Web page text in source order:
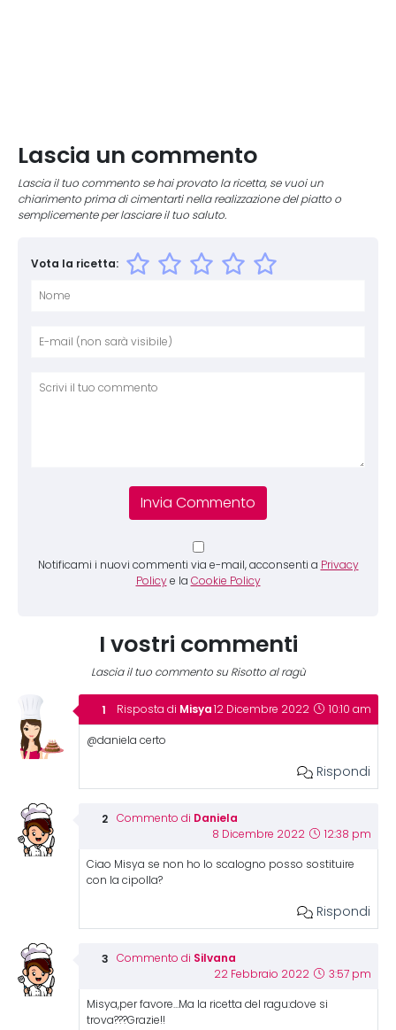
Lascia un commento
Lascia il tuo commento se hai provato la ricetta, se vuoi un
chiarimento prima di cimentarti nella realizzazione del piatto o
semplicemente per lasciare il tuo saluto.
Vota la ricetta:
Notificami i nuovi commenti via e-mail, acconsenti a Privacy
Policy e la Cookie Policy
I vostri commenti
Lascia il tuo commento su Risotto al ragù
Risposta di Misya 12 Dicembre 2022 10:10 am
@daniela certo
Rispondi
Commento di Daniela
8 Dicembre 2022 12:38 pm
Ciao Misya se non ho lo scalogno posso sostituire
con la cipolla?
Rispondi
Commento di Silvana
22 Febbraio 2022 3:57 pm
Misya,per favore…Ma la ricetta del ragu:dove si
trova???Grazie!!